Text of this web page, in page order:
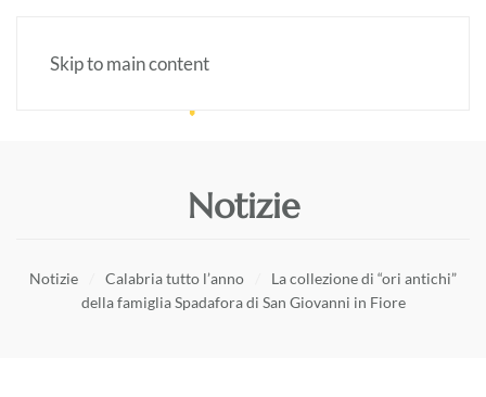
Skip to main content
Notizie
Notizie Calabria tutto l’anno
La collezione di “ori antichi”
della famiglia Spadafora di San Giovanni in Fiore